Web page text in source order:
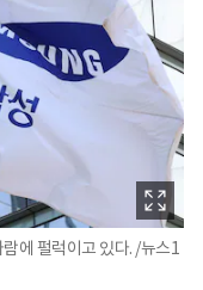
에 펄럭이고 있다. /뉴스1